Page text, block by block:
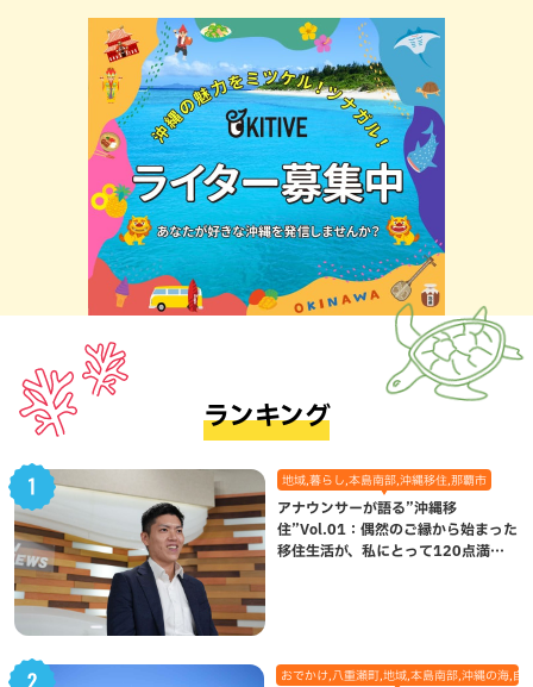
ランキング
地域,暮らし,本島南部,沖縄移住,那覇市
アナウンサーが語る”沖縄移
住”Vol.01：偶然のご縁から始まった
移住生活が、私にとって120点満点
おでかけ,八重瀬町,地域,本島南部,沖縄の海,自